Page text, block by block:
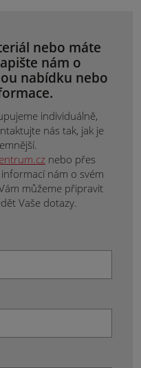
nebo máte
nám o
nabídku nebo
individuálně,
nás tak, jak je
nebo přes
nám o svém
můžeme připravit
Vaše dotazy.